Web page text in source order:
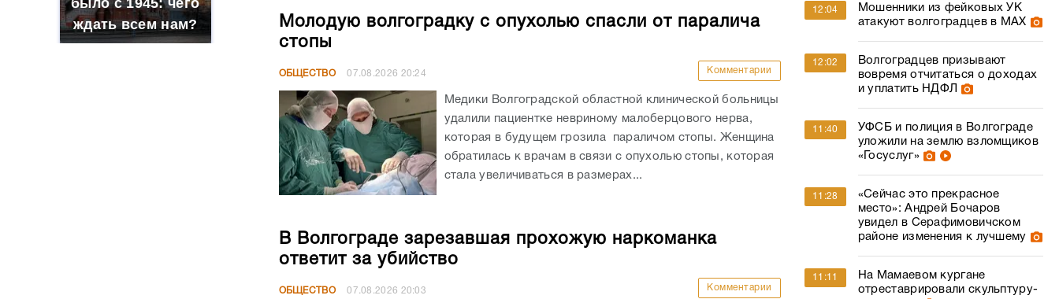
было с 1945: чего
ждать всем нам?
Молодую волгоградку с опухолью спасли от паралича
стопы
ОБЩЕСТВО 07.08.2026 20:24 Комментарии
Медики Волгоградской областной клинической больницы
удалили пациентке невриному малоберцового нерва,
которая в будущем грозила параличом стопы. Женщина
обратилась к врачам в связи с опухолью стопы, которая
стала увеличиваться в размерах...
В Волгограде зарезавшая прохожую наркоманка
ответит за убийство
ОБЩЕСТВО 07.08.2026 20:03 Комментарии
12:04
Мошенники из фейковых УК
атакуют волгоградцев в МАХ
12:02
Волгоградцев призывают
вовремя отчитаться о доходах
и уплатить НДФЛ
11:40
УФСБ и полиция в Волгограде
уложили на землю взломщиков
«Госуслуг»
11:28
«Сейчас это прекрасное
место»: Андрей Бочаров
увидел в Серафимовичском
районе изменения к лучшему
11:11
На Мамаевом кургане
отреставрировали скульптуру-